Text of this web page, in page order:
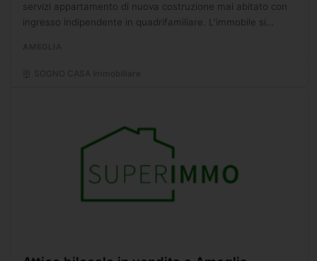
servizi appartamento di nuova costruzione mai abitato con
ingresso indipendente in quadrifamiliare. L'immobile si